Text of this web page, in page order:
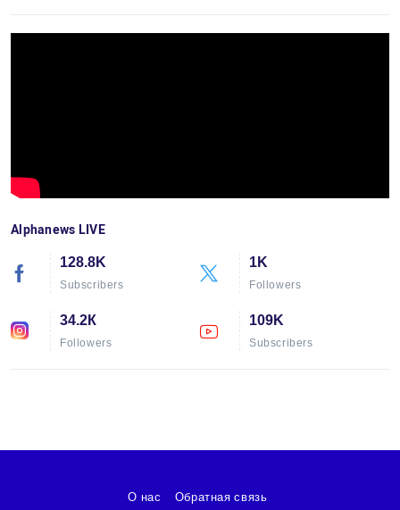
Alphanews LIVE
128.8K
Subscribers
1K
Followers
34.2К
Followers
109K
Subscribers
О нас Обратная связь